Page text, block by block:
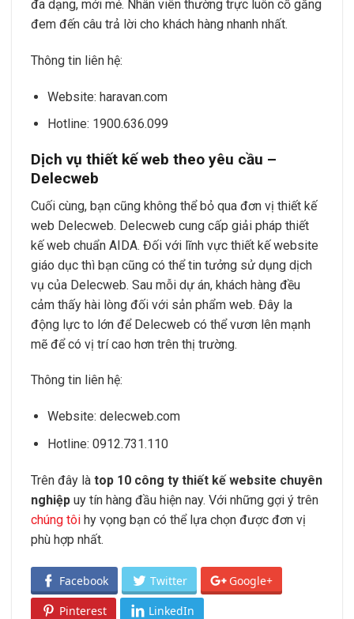
đa dạng, mới mẻ. Nhân viên thường trực luôn cố gắng
đem đến câu trả lời cho khách hàng nhanh nhất.
Thông tin liên hệ:
Website: haravan.com
Hotline: 1900.636.099
Dịch vụ thiết kế web theo yêu cầu –
Delecweb
Cuối cùng, bạn cũng không thể bỏ qua đơn vị thiết kế
web Delecweb. Delecweb cung cấp giải pháp thiết
kế web chuẩn AIDA. Đối với lĩnh vực thiết kế website
giáo dục thì bạn cũng có thể tin tưởng sử dụng dịch
vụ của Delecweb. Sau mỗi dự án, khách hàng đều
cảm thấy hài lòng đối với sản phẩm web. Đây la
động lực to lớn để Delecweb có thể vươn lên mạnh
mẽ để có vị trí cao hơn trên thị trường.
Thông tin liên hệ:
Website: delecweb.com
Hotline: 0912.731.110
Trên đây là top 10 công ty thiết kế website chuyên
nghiệp uy tín hàng đầu hiện nay. Với những gợi ý trên
chúng tôi hy vọng bạn có thể lựa chọn được đơn vị
phù hợp nhất.
Facebook Twitter Google+
Pinterest LinkedIn